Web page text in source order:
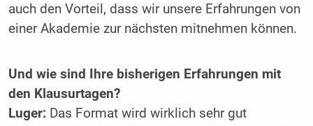
auch den Vorteil, dass wir ­unsere Erfahrungen von
einer Akademie zur nächsten mitnehmen können.
Und wie sind Ihre bisherigen ­Erfahrungen mit
den Klausurtagen?
Luger:Das Format wird wirklich sehr gut